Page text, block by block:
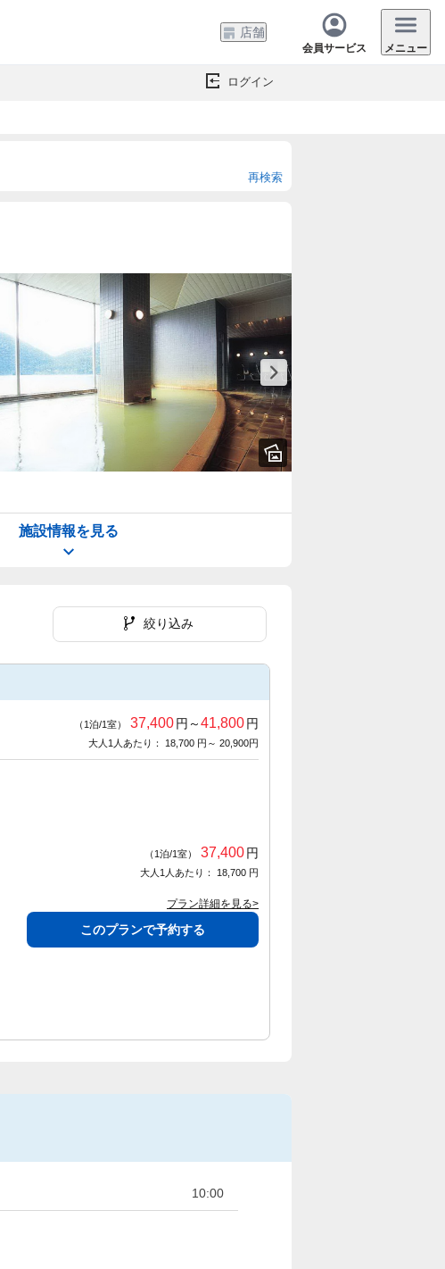
店舗
会員サービス メニュー
ログイン
再検索
施設情報を見る
絞り込み
（1泊/1室） 37,400円～41,800円
大人1人あたり： 18,700 円～ 20,900円
（1泊/1室） 37,400円
大人1人あたり： 18,700 円
プラン詳細を見る>
このプランで予約する
10:00